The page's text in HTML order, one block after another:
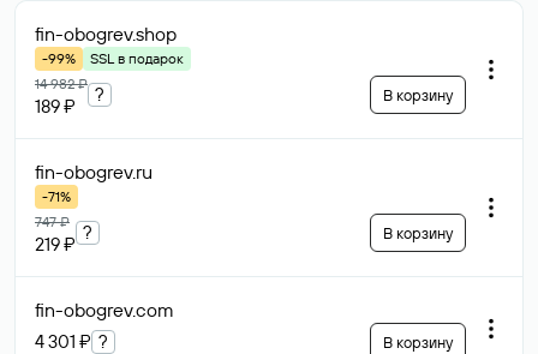
fin-obogrev.shop
-99%
SSL в подарок
14 982 ₽
189 ₽
? В корзину
fin-obogrev.ru
-71%
747 ₽
219 ₽
? В корзину
fin-obogrev.com
4 301 ₽ ? В корзину